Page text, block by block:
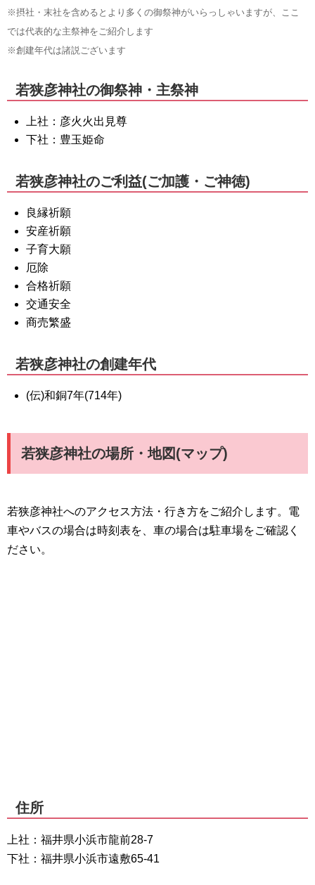
※摂社・末社を含めるとより多くの御祭神がいらっしゃいますが、ここ
では代表的な主祭神をご紹介します
※創建年代は諸説ございます
若狭彦神社の御祭神・主祭神
上社：彦火火出見尊
下社：豊玉姫命
若狭彦神社のご利益(ご加護・ご神徳)
良縁祈願
安産祈願
子育大願
厄除
合格祈願
交通安全
商売繁盛
若狭彦神社の創建年代
(伝)和銅7年(714年)
若狭彦神社の場所・地図(マップ)
若狭彦神社へのアクセス方法・行き方をご紹介します。電
車やバスの場合は時刻表を、車の場合は駐車場をご確認く
ださい。
住所
上社：福井県小浜市龍前28-7
下社：福井県小浜市遠敷65-41